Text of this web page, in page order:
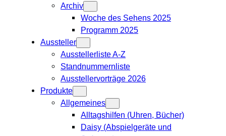
Archiv
Woche des Sehens 2025
Programm 2025
Aussteller
Ausstellerliste A-Z
Standnummernliste
Ausstellervorträge 2026
Produkte
Allgemeines
Alltagshilfen (Uhren, Bücher)
Daisy (Abspielgeräte und